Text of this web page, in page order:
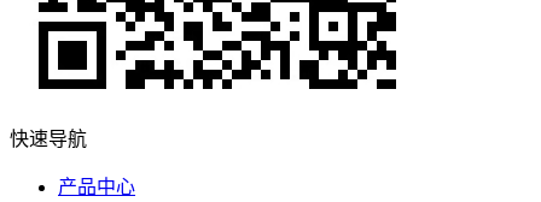
快速导航
产品中心